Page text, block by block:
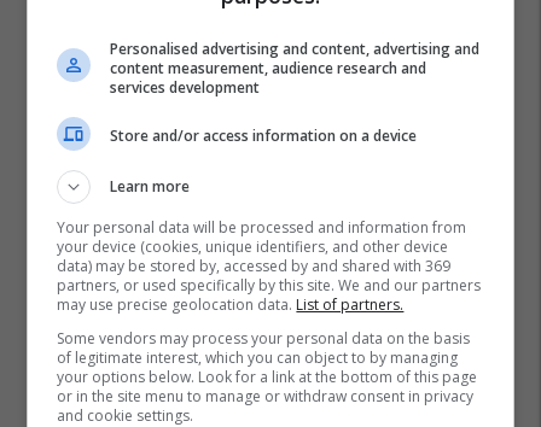
Personalised advertising and content, advertising and
content measurement, audience research and
services development
Store and/or access information on a device
Learn more
Your personal data will be processed and information from
your device (cookies, unique identifiers, and other device
data) may be stored by, accessed by and shared with 369
partners, or used specifically by this site. We and our partners
may use precise geolocation data. List of partners.
Some vendors may process your personal data on the basis
of legitimate interest, which you can object to by managing
your options below. Look for a link at the bottom of this page
or in the site menu to manage or withdraw consent in privacy
and cookie settings.